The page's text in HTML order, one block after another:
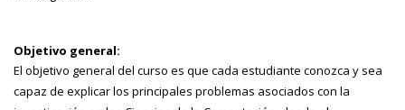
Objetivo general:
El objetivo general del curso es que cada estudiante conozca y sea
capaz de explicar los principales problemas asociados con la